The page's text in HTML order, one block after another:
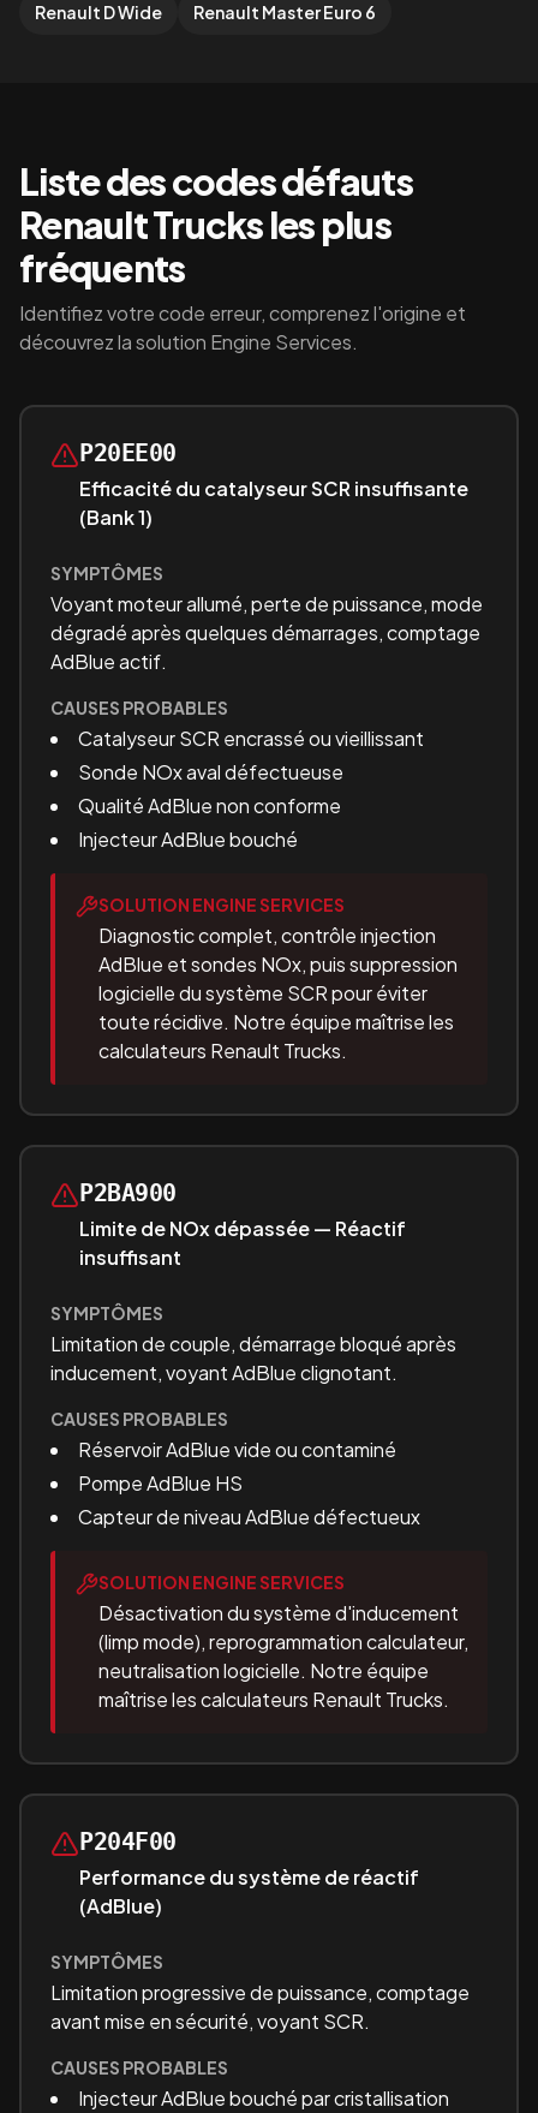
Renault D Wide Renault Master Euro 6
Liste des codes défauts
Renault Trucksles plus
fréquents
Identifiez votre code erreur, comprenez l'origine et
découvrez la solution Engine Services.
P20EE00
Efficacité du catalyseur SCR insuffisante
(Bank 1)
SYMPTÔMES
Voyant moteur allumé, perte de puissance, mode
dégradé après quelques démarrages, comptage
AdBlue actif.
CAUSES PROBABLES
Catalyseur SCR encrassé ou vieillissant
Sonde NOx aval défectueuse
Qualité AdBlue non conforme
Injecteur AdBlue bouché
SOLUTION ENGINE SERVICES
Diagnostic complet, contrôle injection
AdBlue et sondes NOx, puis suppression
logicielle du système SCR pour éviter
toute récidive. Notre équipe maîtrise les
calculateurs Renault Trucks.
P2BA900
Limite de NOx dépassée — Réactif
insuffisant
SYMPTÔMES
Limitation de couple, démarrage bloqué après
inducement, voyant AdBlue clignotant.
CAUSES PROBABLES
Réservoir AdBlue vide ou contaminé
Pompe AdBlue HS
Capteur de niveau AdBlue défectueux
SOLUTION ENGINE SERVICES
Désactivation du système d'inducement
(limp mode), reprogrammation calculateur,
neutralisation logicielle. Notre équipe
maîtrise les calculateurs Renault Trucks.
P204F00
Performance du système de réactif
(AdBlue)
SYMPTÔMES
Limitation progressive de puissance, comptage
avant mise en sécurité, voyant SCR.
CAUSES PROBABLES
Injecteur AdBlue bouché par cristallisation